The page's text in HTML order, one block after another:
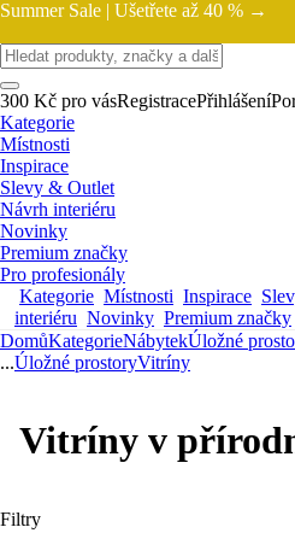
Summer Sale | Ušetřete až 40 % →
300 Kč pro vásRegistracePřihlášení
Kategorie
Místnosti
Inspirace
Slevy & Outlet
Návrh interiéru
Novinky
Premium značky
Pro profesionály
Kategorie Místnosti Inspirace
interiéru Novinky Premium značky
DomůKategorieNábytekÚložné
...Úložné prostoryVitríny
Vitríny v
Filtry